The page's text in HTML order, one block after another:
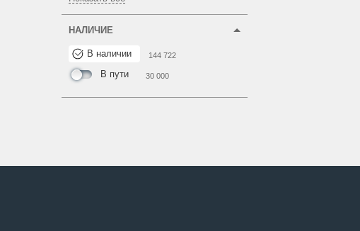
НАЛИЧИЕ
В наличии 144 722
В пути 30 000